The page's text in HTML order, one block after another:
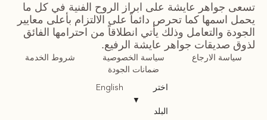
تسعى جواهر عايشة على ابراز الروح الفنية في كل ما
يحمل اسمها كما تحرص دائماً على الالتزام بأعلى معايير
الجودة والتعامل وذلك يأتي انطلاقاً من احترامها الفائق
لذوق صديقات جواهر عايشة الرفيع.
سياسة الارجاع سياسة الخصوصية
شروط الخدمة
ضمانات الجودة
اختر
البلد
▼
English